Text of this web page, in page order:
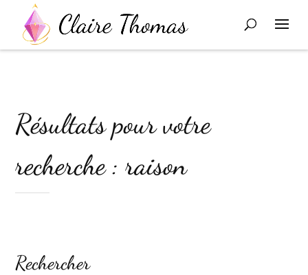
Résultats pour votre
recherche : raison
Rechercher